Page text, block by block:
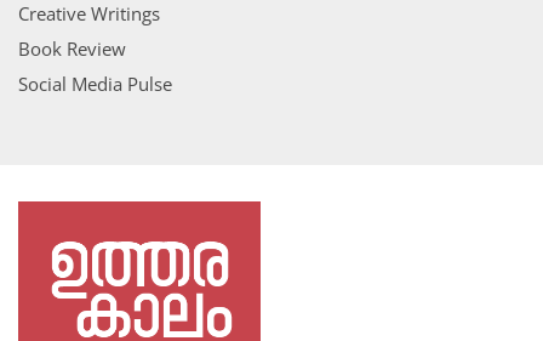
Creative Writings
Book Review
Social Media Pulse